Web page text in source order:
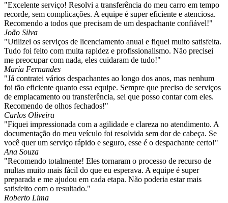
"Excelente serviço! Resolvi a transferência do meu carro em tempo
recorde, sem complicações. A equipe é super eficiente e atenciosa.
Recomendo a todos que precisam de um despachante confiável!"
João Silva
"Utilizei os serviços de licenciamento anual e fiquei muito satisfeita.
Tudo foi feito com muita rapidez e profissionalismo. Não precisei
me preocupar com nada, eles cuidaram de tudo!"
Maria Fernandes
"Já contratei vários despachantes ao longo dos anos, mas nenhum
foi tão eficiente quanto essa equipe. Sempre que preciso de serviços
de emplacamento ou transferência, sei que posso contar com eles.
Recomendo de olhos fechados!"
Carlos Oliveira
"Fiquei impressionada com a agilidade e clareza no atendimento. A
documentação do meu veículo foi resolvida sem dor de cabeça. Se
você quer um serviço rápido e seguro, esse é o despachante certo!"
Ana Souza
"Recomendo totalmente! Eles tornaram o processo de recurso de
multas muito mais fácil do que eu esperava. A equipe é super
preparada e me ajudou em cada etapa. Não poderia estar mais
satisfeito com o resultado."
Roberto Lima